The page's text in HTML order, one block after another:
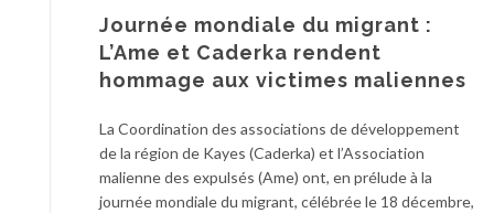
Journée mondiale du migrant :
L’Ame et Caderka rendent
hommage aux victimes maliennes
La Coordination des associations de développement
de la région de Kayes (Caderka) et l’Association
malienne des expulsés (Ame) ont, en prélude à la
journée mondiale du migrant, célébrée le 18 décembre,